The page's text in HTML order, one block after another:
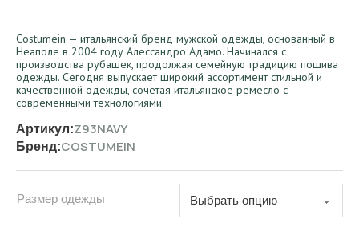
Costumein — итальянский бренд мужской одежды, основанный в
Неаполе в 2004 году Алессандро Адамо. Начинался с
производства рубашек, продолжая семейную традицию пошива
одежды. Сегодня выпускает широкий ассортимент стильной и
качественной одежды, сочетая итальянское ремесло с
современными технологиями.
Артикул:Z93NAVY
Бренд:COSTUMEIN
Размер одежды